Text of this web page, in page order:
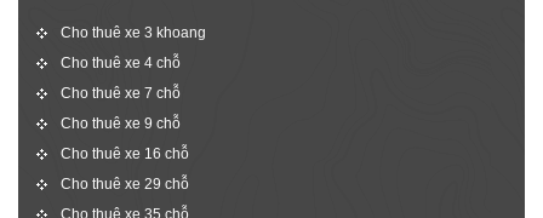
Cho thuê xe 3 khoang
Cho thuê xe 4 chỗ
Cho thuê xe 7 chỗ
Cho thuê xe 9 chỗ
Cho thuê xe 16 chỗ
Cho thuê xe 29 chỗ
Cho thuê xe 35 chỗ